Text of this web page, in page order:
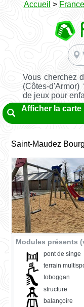
Accueil > France
Vous cherchez
(Côtes-
de jeux pour
Afficher la carte
Saint-Maudez
Modules présents
pont de singe
terrain
toboggan
structure
balançoire